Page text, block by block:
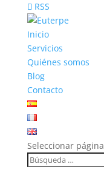
RSS
Inicio
Servicios
Quiénes somos
Blog
Contacto
Seleccionar página